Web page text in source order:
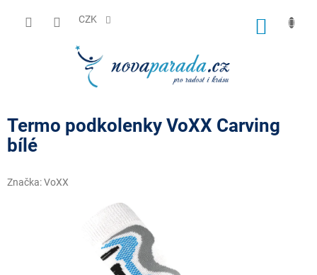
CZK
Termo podkolenky VoXX Carving
bílé
Značka:VoXX